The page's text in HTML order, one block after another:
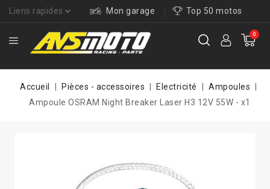
Liens rapides Mon garage Top 50 motos
0
Accueil Pièces - accessoires Electricité
Ampoules
Ampoule OSRAM Night Breaker Laser H3 12V 55W - x1